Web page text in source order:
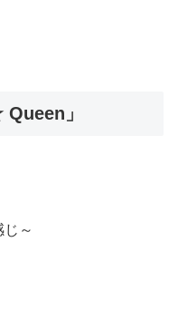
」
～